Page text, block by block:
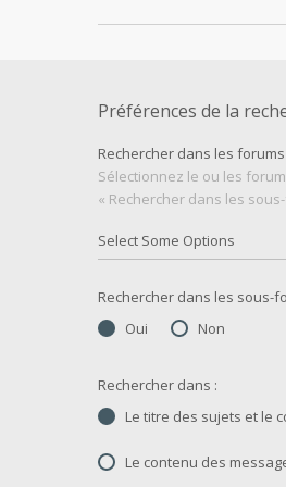
Préférences de la
Rechercher dans les forums
Sélectionnez le ou les
« Rechercher dans les
Rechercher dans les sous-
Oui
Non
Rechercher dans :
Le titre des sujets et le
Le contenu des